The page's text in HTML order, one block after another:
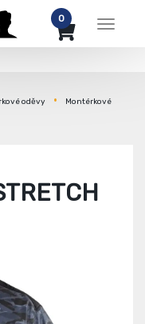
Menu
0
oděvy
Montérkové